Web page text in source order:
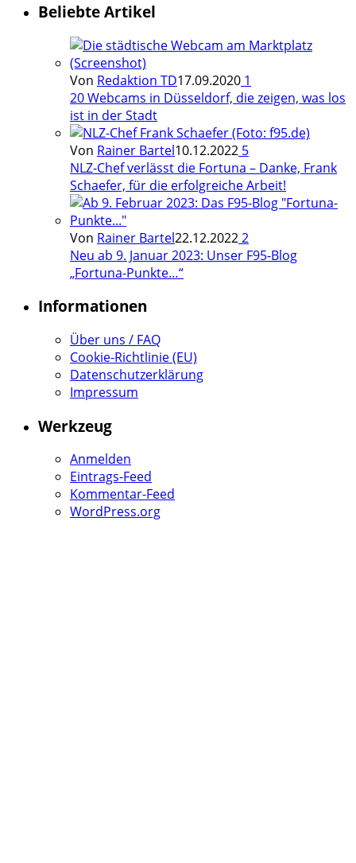
Beliebte Artikel
Von Redaktion TD17.09.2020 1
20 Webcams in Düsseldorf, die zeigen, was los
ist in der Stadt
Von Rainer Bartel10.12.2022 5
NLZ-Chef verlässt die Fortuna – Danke, Frank
Schaefer, für die erfolgreiche Arbeit!
Von Rainer Bartel22.12.20222
Neu ab 9. Januar 2023: Unser F95-Blog
„Fortuna-Punkte…“
Informationen
Über uns / FAQ
Cookie-Richtlinie (EU)
Datenschutzerklärung
Impressum
Werkzeug
Anmelden
Eintrags-Feed
Kommentar-Feed
WordPress.org